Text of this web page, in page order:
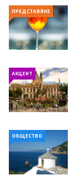
ПРЕДСТАВЯНЕ
АКЦЕНТ
ОБЩЕСТВО